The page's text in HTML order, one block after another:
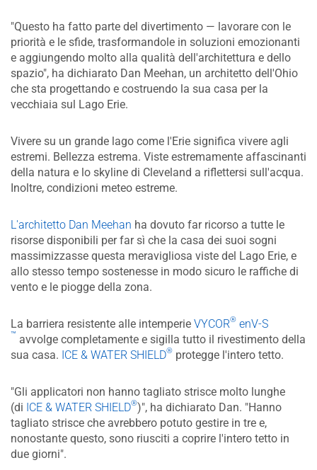
"Questo ha fatto parte del divertimento — lavorare con le
priorità e le sfide, trasformandole in soluzioni emozionanti
e aggiungendo molto alla qualità dell'architettura e dello
spazio", ha dichiarato Dan Meehan, un architetto dell'Ohio
che sta progettando e costruendo la sua casa per la
vecchiaia sul Lago Erie.
Vivere su un grande lago come l'Erie significa vivere agli
estremi. Bellezza estrema. Viste estremamente affascinanti
della natura e lo skyline di Cleveland a riflettersi sull'acqua.
Inoltre, condizioni meteo estreme.
L'architetto Dan Meehan ha dovuto far ricorso a tutte le
risorse disponibili per far sì che la casa dei suoi sogni
massimizzasse questa meravigliosa viste del Lago Erie, e
allo stesso tempo sostenesse in modo sicuro le raffiche di
vento e le piogge della zona.
La barriera resistente alle intemperie VYCOR® enV-S
™ avvolge completamente e sigilla tutto il rivestimento della
sua casa. ICE & WATER SHIELD® protegge l'intero tetto.
"Gli applicatori non hanno tagliato strisce molto lunghe
(di ICE & WATER SHIELD®)", ha dichiarato Dan. "Hanno
tagliato strisce che avrebbero potuto gestire in tre e,
nonostante questo, sono riusciti a coprire l'intero tetto in
due giorni".